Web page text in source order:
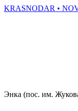
KRASNODAR •
Энка (пос. им.